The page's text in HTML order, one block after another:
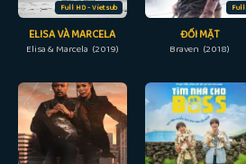
Full HD - Vietsub
ELISA VÀ MARCELA
Elisa & Marcela (2019)
Full
ĐỐI MẶT
Braven (2018)